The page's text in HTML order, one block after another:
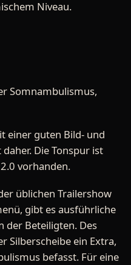
Niveau.
Somnambulismus,
einer guten Bild- und
Die Tonspur ist
vorhanden.
üblichen Trailershow
gibt es ausführliche
der Beteiligten. Des
Silberscheibe ein Extra,
befasst. Für eine